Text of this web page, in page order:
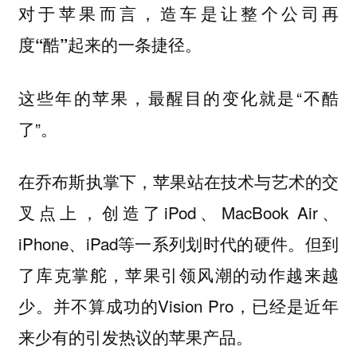
对于苹果而言，造车是让整个公司再
度“酷”起来的一条捷径。
这些年的苹果，最醒目的变化就是“不酷
了”。
在乔布斯执掌下，苹果站在技术与艺术的交
叉点上，创造了iPod、MacBook Air、
iPhone、iPad等一系列划时代的硬件。但到
了库克掌舵，苹果引领风潮的动作越来越
少。并不算成功的Vision Pro，已经是近年
来少有的引发热议的苹果产品。